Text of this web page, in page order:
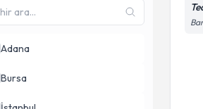
Adana
Bursa